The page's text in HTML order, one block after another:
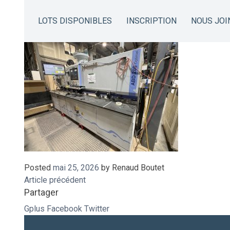
LOTS DISPONIBLES INSCRIPTION NOUS
Posted mai 25, 2026 by Renaud Boutet
Article précédent
Partager
Gplus Facebook Twitter